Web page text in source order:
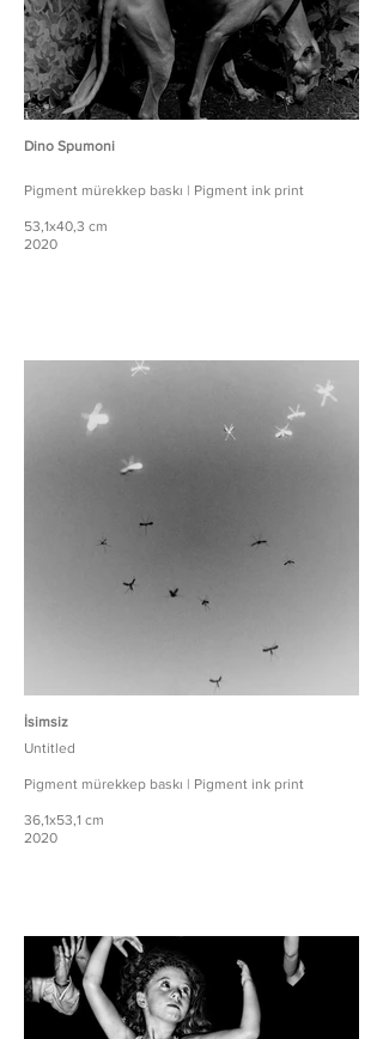
Dino Spumoni
Pigment mürekkep baskı | Pigment ink print
53,1x40,3 cm
2020
İsimsiz
Untitled
Pigment mürekkep baskı | Pigment ink print
36,1x53,1 cm
2020